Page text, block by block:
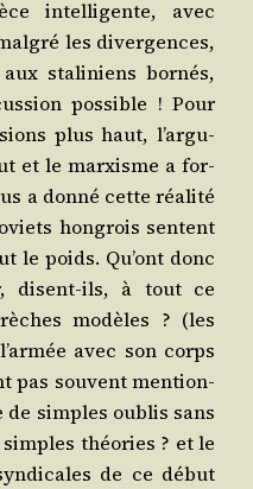
intel­li­gente, avec
les diver­gences,
sta­li­niens bor­nés,
pos­sible ! Pour
plus haut, l’ar­gu­
et le mar­xisme a for­
a don­né cette réa­li­té
hon­grois sentent
le poids. Qu’ont donc
disent-ils, à tout ce
modèles ? (les
avec son corps
pas sou­vent men­tion­
de simples oublis sans
théo­ries ? et le
de ce début